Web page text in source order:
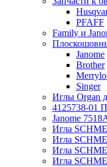
PFAFF
Family и
Janome
Brother
Singer
Иглы Organ
4125738-01
Janome
Игла
Игла
Игла
Игла